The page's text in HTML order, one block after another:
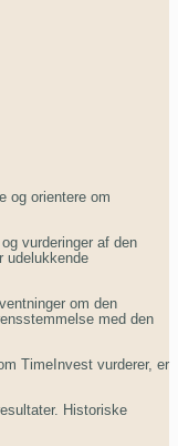
og orientere om
vurderinger af den
udelukkende
om den
med den
TimeInvest vurderer, er
Historiske